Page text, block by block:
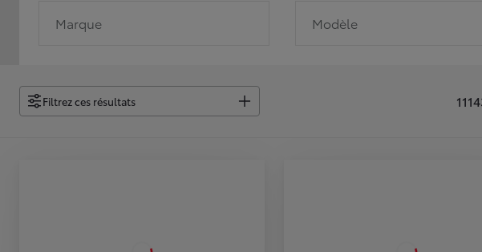
Marque Modèle
Filtrez ces résultats